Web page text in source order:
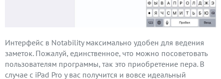
Интерфейс в Notability максимально удобен для ведения
заметок. Пожалуй, единственное, что можно посоветовать
пользователям программы, так это приобретение пера. В
случае с iPad Pro у вас получится и вовсе идеальный